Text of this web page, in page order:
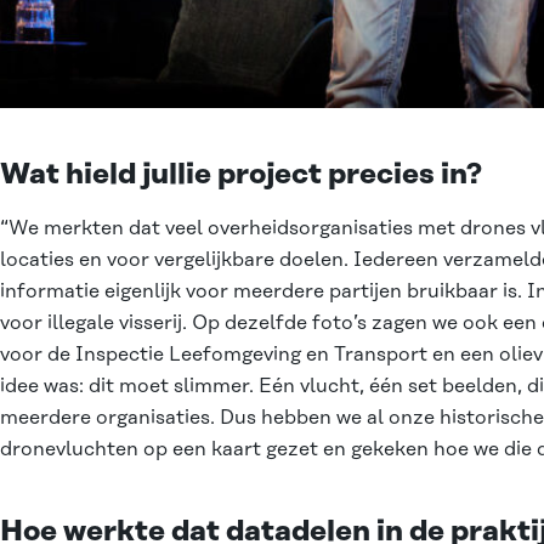
Wat hield jullie project precies in?
“We merkten dat veel overheidsorganisaties met drones
locaties en voor vergelijkbare doelen. Iedereen
informatie eigenlijk voor meerdere partijen bruikbaar is.
voor illegale visserij. Op dezelfde foto’s zagen we ook
voor de Inspectie Leefomgeving en Transport en een
idee was: dit moet slimmer. Eén vlucht, één set beelden,
meerdere organisaties. Dus hebben we al onze
dronevluchten op een kaart gezet en gekeken hoe we die
Hoe werkte dat datadelen in de